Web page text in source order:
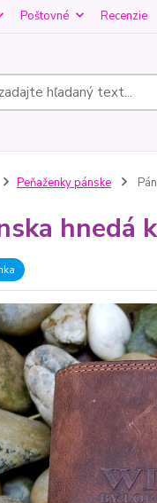
Poštovné Recenzie
Peňaženky pánske
hnedá